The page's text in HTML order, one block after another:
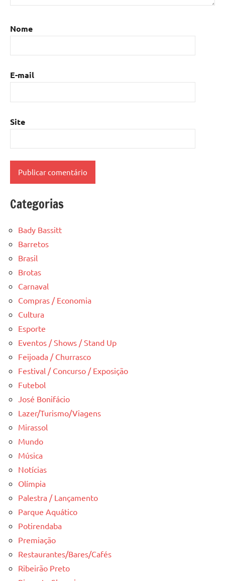
Nome
E-mail
Site
Categorias
Bady Bassitt
Barretos
Brasil
Brotas
Carnaval
Compras / Economia
Cultura
Esporte
Eventos / Shows / Stand Up
Feijoada / Churrasco
Festival / Concurso / Exposição
Futebol
José Bonifácio
Lazer/Turismo/Viagens
Mirassol
Mundo
Música
Notícias
Olímpia
Palestra / Lançamento
Parque Aquático
Potirendaba
Premiação
Restaurantes/Bares/Cafés
Ribeirão Preto